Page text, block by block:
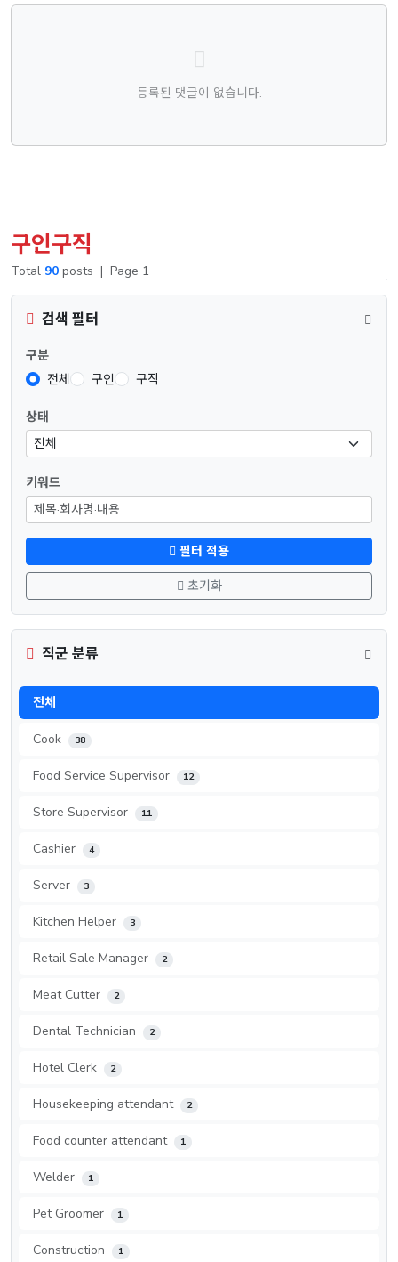
댓글목록
등록된 댓글이 없습니다.
구인구직
Total 90 posts | Page 1
검색 필터
구분
전체
구인 구직
상태
키워드
필터 적용
초기화
직군 분류
전체
Cook 38
Food Service Supervisor 12
Store Supervisor 11
Cashier 4
Server 3
Kitchen Helper 3
Retail Sale Manager 2
Meat Cutter 2
Dental Technician 2
Hotel Clerk 2
Housekeeping attendant 2
Food counter attendant 1
Welder 1
Pet Groomer 1
Construction 1